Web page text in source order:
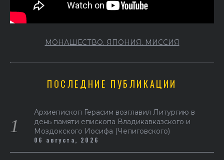
МОНАШЕСТВО. ЯПОНИЯ. МИССИЯ
ПОСЛЕДНИЕ ПУБЛИКАЦИИ
Архиепископ Герасим возглавил Литургию в
день памяти епископа Владикавказского и
Моздокского Иосифа (Чепиговского)
06 августа, 2026